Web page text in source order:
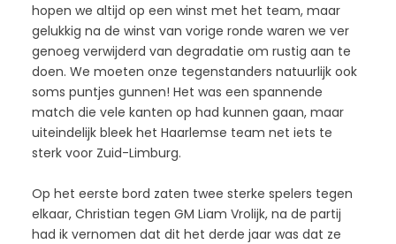
hopen we altijd op een winst met het team, maar
gelukkig na de winst van vorige ronde waren we ver
genoeg verwijderd van degradatie om rustig aan te
doen. We moeten onze tegenstanders natuurlijk ook
soms puntjes gunnen! Het was een spannende
match die vele kanten op had kunnen gaan, maar
uiteindelijk bleek het Haarlemse team net iets te
sterk voor Zuid-Limburg.
Op het eerste bord zaten twee sterke spelers tegen
elkaar, Christian tegen GM Liam Vrolijk, na de partij
had ik vernomen dat dit het derde jaar was dat ze